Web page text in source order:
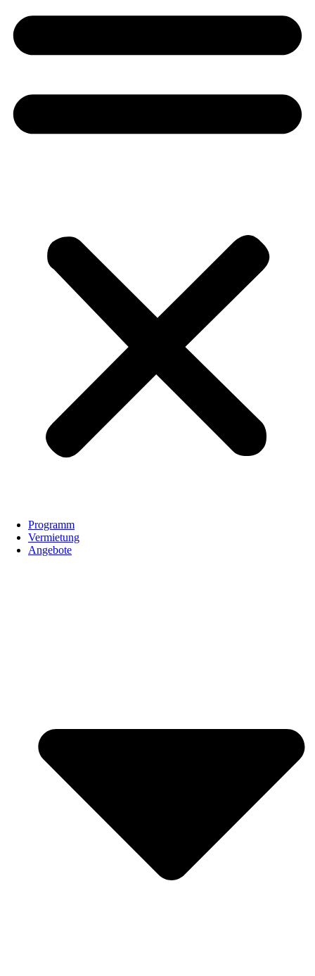
Programm
Vermietung
Angebote